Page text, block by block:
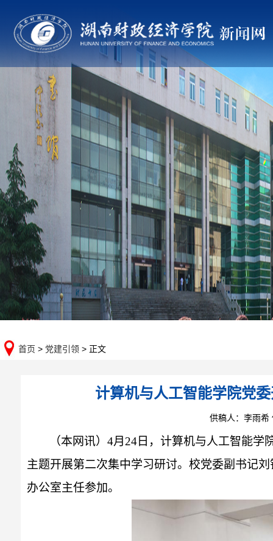
首页 > 党建引领 > 正文
计算机与人工智能学院党
供稿人：李雨希
（本网讯）4月24日，计算机与人工智能学
主题开展第二次集中学习研讨。校党委副书记
办公室主任参加。